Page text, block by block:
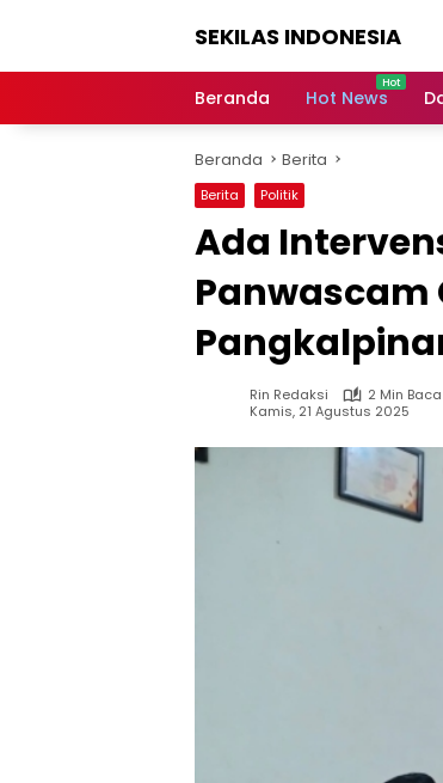
SEKILAS INDONESIA
Terkini,
Latest
World,
Headlines,
News
Beranda Hot News
Beranda Berita
Berita Politik
Ada
Panwascam
Rin Redaksi
2 Min Baca
Kamis, 21 Agustus 2025